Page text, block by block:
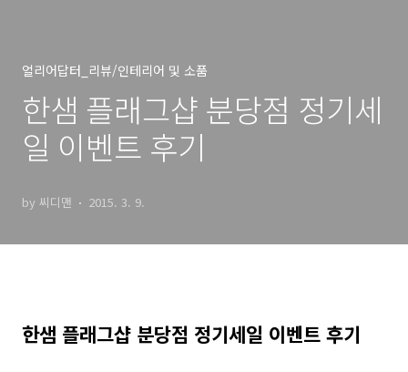
얼리어답터_리뷰/인테리어 및 소품
한샘 플래그샵 분당점 정기세
일 이벤트 후기
by 씨디맨 2015. 3. 9.
한샘 플래그샵 분당점 정기세일 이벤트 후기